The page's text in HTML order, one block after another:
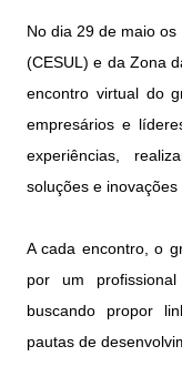
No dia 29 de maio
(CESUL) e da Zona
encontro virtual do
empresários e
experiências,
soluções e
A cada encontro, o
por um
buscando propor
pautas de